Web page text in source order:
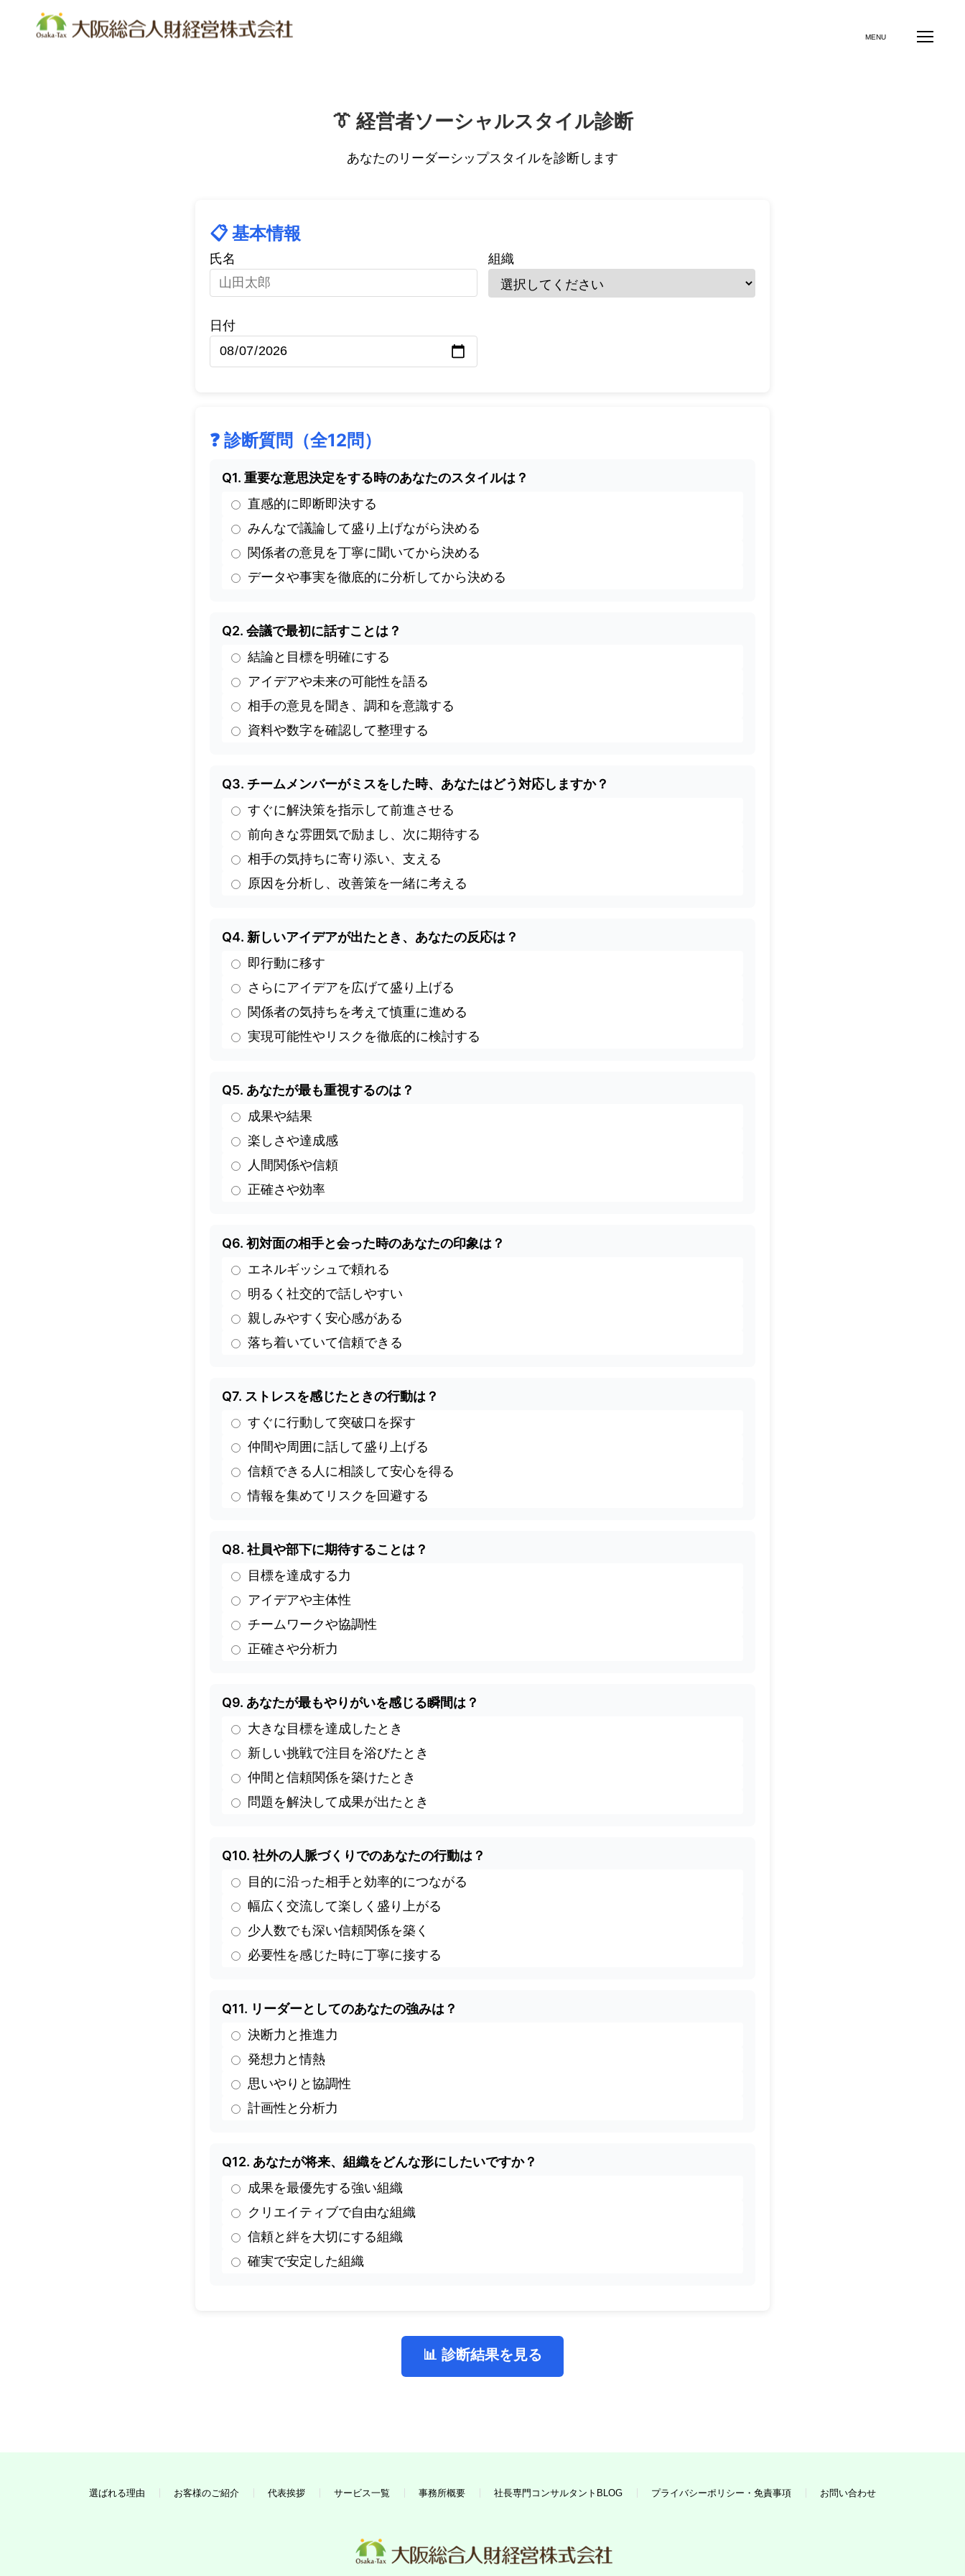
ばれる理由 お客様のご紹介 代表挨拶 サービス一覧
中期事業計画書作成システム 社長専門コンサルタントBLOG
👔 経営者ソーシャルスタイル診断
あなたのリーダーシップスタイルを診断します
📋 基本情報
氏名 組織
日付
❓ 診断質問（全12問）
Q1. 重要な意思決定をする時のあなたのスタイルは？
直感的に即断即決する
みんなで議論して盛り上げながら決める
関係者の意見を丁寧に聞いてから決める
データや事実を徹底的に分析してから決める
Q2. 会議で最初に話すことは？
結論と目標を明確にする
アイデアや未来の可能性を語る
相手の意見を聞き、調和を意識する
資料や数字を確認して整理する
Q3. チームメンバーがミスをした時、あなたはどう対応しますか？
すぐに解決策を指示して前進させる
前向きな雰囲気で励まし、次に期待する
相手の気持ちに寄り添い、支える
原因を分析し、改善策を一緒に考える
Q4. 新しいアイデアが出たとき、あなたの反応は？
即行動に移す
さらにアイデアを広げて盛り上げる
関係者の気持ちを考えて慎重に進める
実現可能性やリスクを徹底的に検討する
Q5. あなたが最も重視するのは？
成果や結果
楽しさや達成感
人間関係や信頼
正確さや効率
Q6. 初対面の相手と会った時のあなたの印象は？
エネルギッシュで頼れる
明るく社交的で話しやすい
親しみやすく安心感がある
落ち着いていて信頼できる
Q7. ストレスを感じたときの行動は？
すぐに行動して突破口を探す
仲間や周囲に話して盛り上げる
信頼できる人に相談して安心を得る
情報を集めてリスクを回避する
Q8. 社員や部下に期待することは？
目標を達成する力
アイデアや主体性
チームワークや協調性
正確さや分析力
Q9. あなたが最もやりがいを感じる瞬間は？
大きな目標を達成したとき
新しい挑戦で注目を浴びたとき
仲間と信頼関係を築けたとき
問題を解決して成果が出たとき
Q10. 社外の人脈づくりでのあなたの行動は？
目的に沿った相手と効率的につながる
幅広く交流して楽しく盛り上がる
少人数でも深い信頼関係を築く
必要性を感じた時に丁寧に接する
Q11. リーダーとしてのあなたの強みは？
決断力と推進力
発想力と情熱
思いやりと協調性
計画性と分析力
Q12. あなたが将来、組織をどんな形にしたいですか？
成果を最優先する強い組織
クリエイティブで自由な組織
信頼と絆を大切にする組織
確実で安定した組織
📊 診断結果を見る
選ばれる理由 お客様のご紹介 代表挨拶 サービス一覧 事務所概要 社長専門コンサルタントBLOG プライバシーポリシー・免責事項 お問い合わせ
MENU
経営者レベル評価
業績アップ・言語化アシスタント
セルフケア（コーピング力）診断
中期事業計画書作成システム